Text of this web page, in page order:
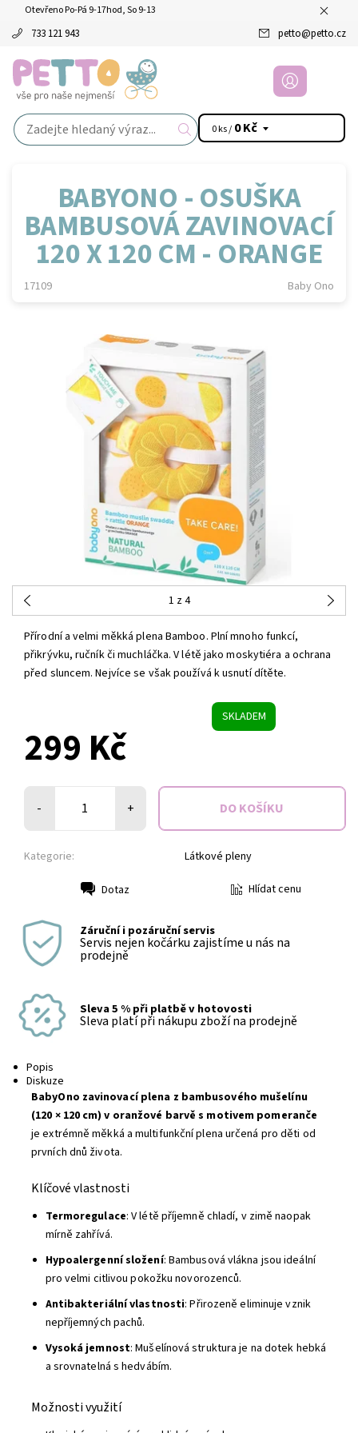
Otevřeno Po-Pá 9-17hod, So 9-13
733 121 943 petto@petto.cz
0 ks / 0 Kč
BABYONO - OSUŠKA
BAMBUSOVÁ ZAVINOVACÍ
120 X 120 CM - ORANGE
17109 Baby Ono
1 z 4
Přírodní a velmi měkká plena Bamboo. Plní mnoho funkcí,
přikrývku, ručník či muchláčka. V létě jako moskytiéra a ochrana
před sluncem. Nejvíce se však používá k usnutí dítěte.
SKLADEM
299 Kč
- +
Kategorie: Látkové pleny
Dotaz Hlídat cenu
Záruční i pozáruční servis
Servis nejen kočárku zajistíme u nás na
prodejně
Sleva 5 % při platbě v hotovosti
Sleva platí při nákupu zboží na prodejně
Popis
Diskuze
BabyOno zavinovací plena z bambusového mušelínu
(120 × 120 cm) v oranžové barvě s motivem pomeranče
je extrémně měkká a multifunkční plena určená pro děti od
prvních dnů života.
Klíčové vlastnosti
Termoregulace: V létě příjemně chladí, v zimě naopak
mírně zahřívá.
Hypoalergenní složení: Bambusová vlákna jsou ideální
pro velmi citlivou pokožku novorozenců.
Antibakteriální vlastnosti: Přirozeně eliminuje vznik
nepříjemných pachů.
Vysoká jemnost: Mušelínová struktura je na dotek hebká
a srovnatelná s hedvábím.
Možnosti využití